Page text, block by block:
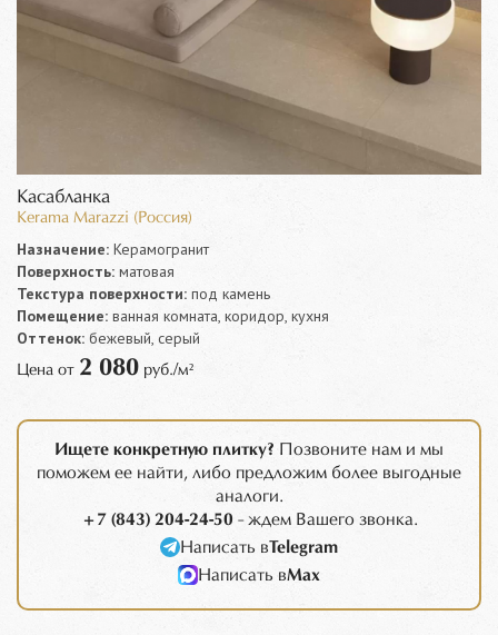
Касабланка
Kerama Marazzi (Россия)
Назначение: Керамогранит
Поверхность: матовая
Текстура поверхности: под камень
Помещение: ванная комната, коридор, кухня
Оттенок: бежевый, серый
Цена от 2 080 руб./м²
Ищете конкретную плитку? Позвоните нам и мы
поможем ее найти, либо предложим более выгодные
аналоги.
+7 (843) 204-24-50 - ждем Вашего звонка.
Написать вTelegram
Написать вMax